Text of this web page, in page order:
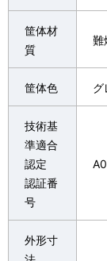
筐体材
質
難
筐体色
技術基
準適合
認定
認証番
号
外形寸